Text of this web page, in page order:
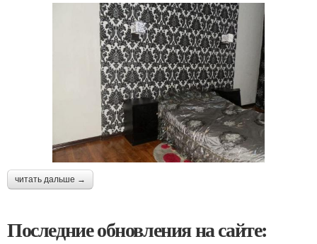
читать дальше →
Последние обновления на сайте: